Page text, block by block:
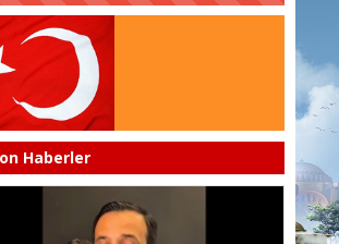
Haberler